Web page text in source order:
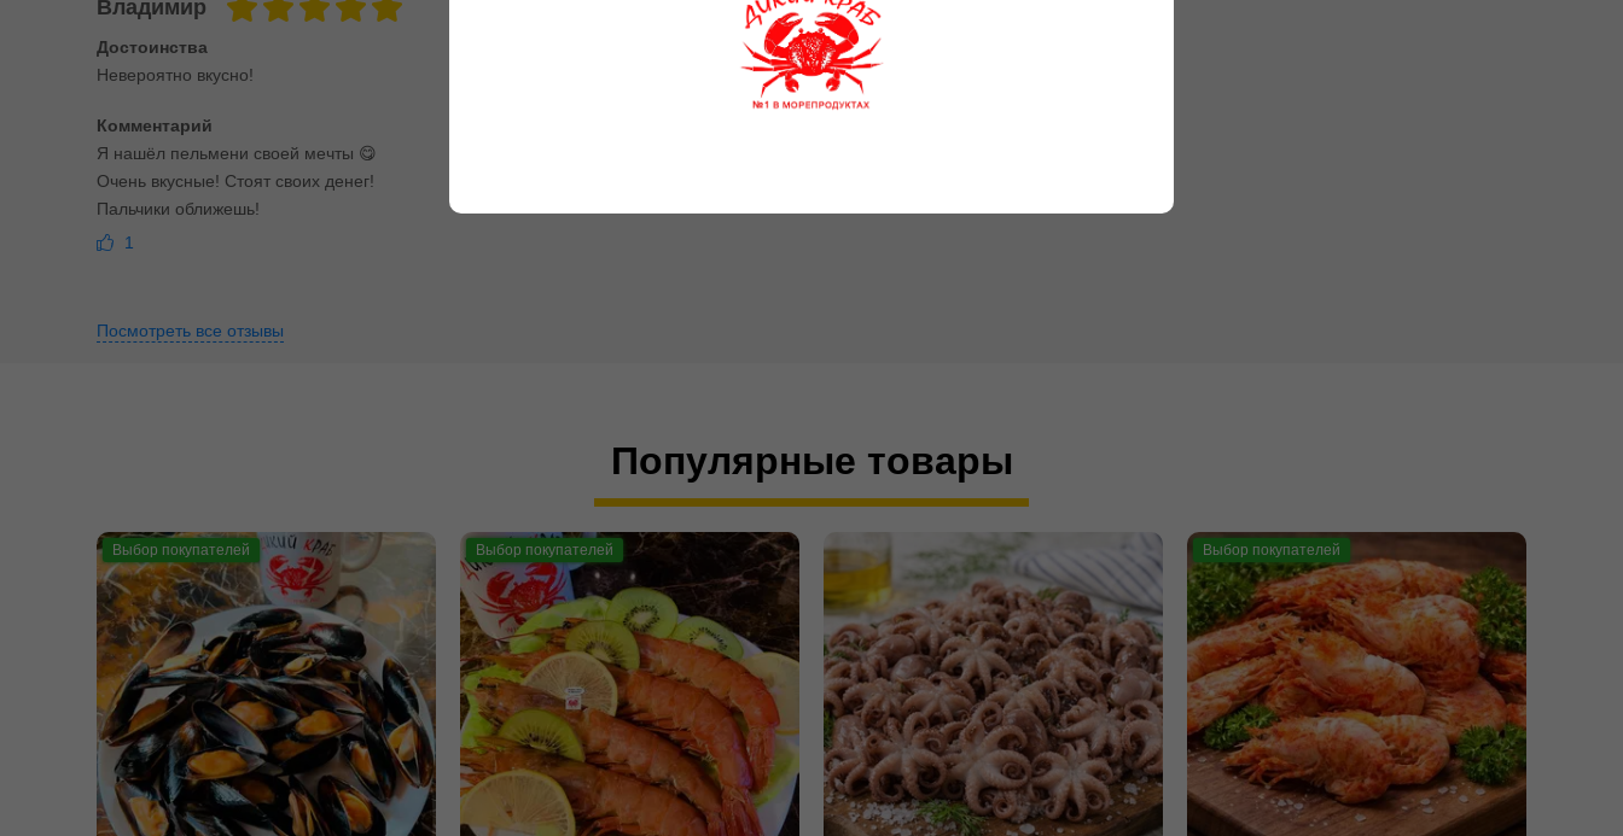
Владимир
Достоинства
Невероятно вкусно!
Комментарий
Я нашёл пельмени своей мечты 😋
Очень вкусные! Стоят своих денег!
Пальчики оближешь!
1
Посмотреть все отзывы
Популярные товары
Выбор покупателей Выбор покупателей Выбор покупателей